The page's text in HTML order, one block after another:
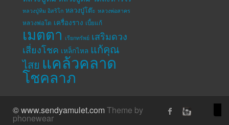
หลวงปู่ทิม อิสริโก หลวงปู่โต๊ะ หลวงพ่อสาคร
หลวงพ่อโต เครื่องราง เบี้ยแก้
เมตตา เรียกทรัพย์ เสริมดวง
เสี่ยงโชค เหล็กไหล แก้คุณ
ไสย แคล้วคลาด
โชคลาภ
© www.sendyamulet.comTheme by
phonewear